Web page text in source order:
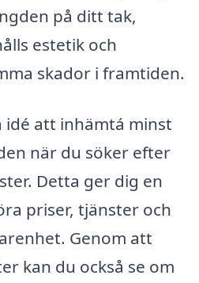
på ditt tak,
estetik och
skador i framtiden.
idé att inhämtá minst
när du söker efter
Detta ger dig en
priser, tjänster och
Genom att
kan du också se om